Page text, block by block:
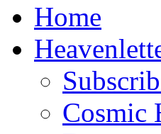
Home
Cosmic